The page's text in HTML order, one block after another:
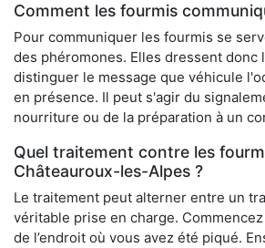
Comment les fourmis
Pour communiquer les fourmis se
des phéromones. Elles dressent donc
distinguer le message que véhicule
en présence. Il peut s'agir du
nourriture ou de la préparation à un
Quel traitement contre les
Châteauroux-les-Alpes ?
Le traitement peut alterner entre un
véritable prise en charge.
de l’endroit où vous avez été piqué.